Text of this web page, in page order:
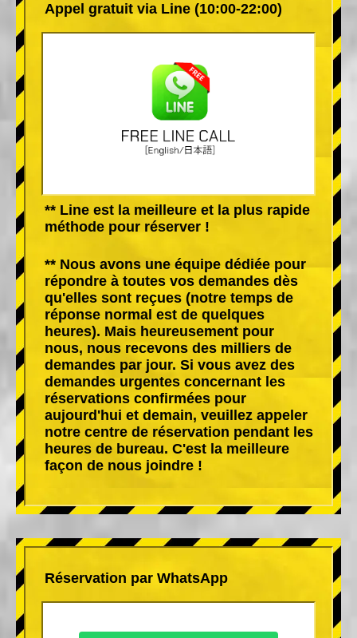
Appel gratuit via Line (10:00-22:00)
** Line est la meilleure et la plus rapide
méthode pour réserver !
** Nous avons une équipe dédiée pour
répondre à toutes vos demandes dès
qu'elles sont reçues (notre temps de
réponse normal est de quelques
heures). Mais heureusement pour
nous, nous recevons des milliers de
demandes par jour. Si vous avez des
demandes urgentes concernant les
réservations confirmées pour
aujourd'hui et demain, veuillez appeler
notre centre de réservation pendant les
heures de bureau. C'est la meilleure
façon de nous joindre !
Réservation par WhatsApp